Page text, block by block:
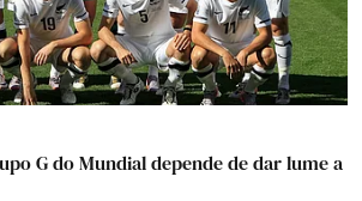
G do Mundial depende de dar lume a